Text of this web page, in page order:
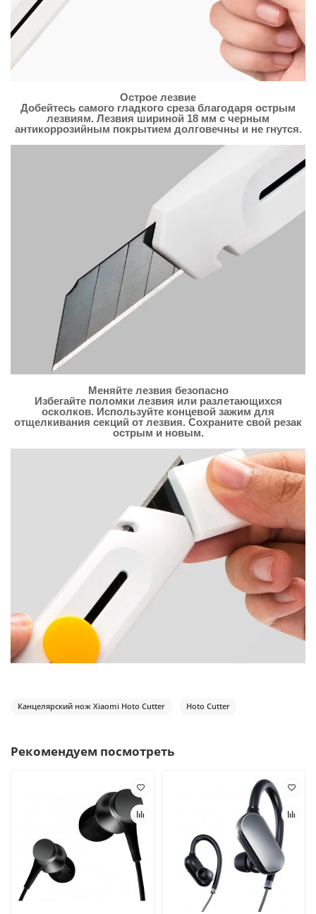
Острое лезвие
Добейтесь самого гладкого среза благодаря острым
лезвиям. Лезвия шириной 18 мм с черным
антикоррозийным покрытием долговечны и не гнутся.
Меняйте лезвия безопасно
Избегайте поломки лезвия или разлетающихся
осколков. Используйте концевой зажим для
отщелкивания секций от лезвия. Сохраните свой резак
острым и новым.
Канцелярский нож Xiaomi Hoto Cutter Hoto Cutter
Рекомендуем посмотреть